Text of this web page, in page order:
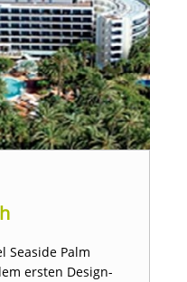
Seaside Palm
ersten Design-